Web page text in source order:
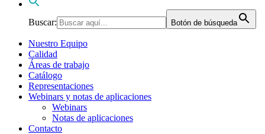
Buscar: Botón de búsqueda
Nuestro Equipo
Calidad
Áreas de trabajo
Catálogo
Representaciones
Webinars y notas de aplicaciones
Webinars
Notas de aplicaciones
Contacto